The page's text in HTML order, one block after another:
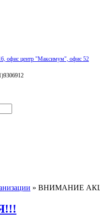
офис центр "Максимум", офис 52
» ВНИМАНИЕ